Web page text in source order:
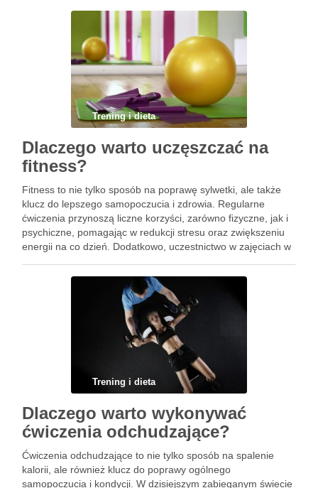
korzyści niesie …
Trening i dieta
Dlaczego warto uczęszczać na
fitness?
Fitness to nie tylko sposób na poprawę sylwetki, ale także
klucz do lepszego samopoczucia i zdrowia. Regularne
ćwiczenia przynoszą liczne korzyści, zarówno fizyczne, jak i
psychiczne, pomagając w redukcji stresu oraz zwiększeniu
energii na co dzień. Dodatkowo, uczestnictwo w zajęciach w
przyjaźni i …
Trening i dieta
Dlaczego warto wykonywać
ćwiczenia odchudzające?
Ćwiczenia odchudzające to nie tylko sposób na spalenie
kalorii, ale również klucz do poprawy ogólnego
samopoczucia i kondycji. W dzisiejszym zabieganym świecie